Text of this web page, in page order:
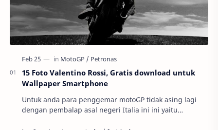
15 Foto Valentino Rossi, Gratis download untuk
Wallpaper Smartphone
Untuk anda para penggemar motoGP tidak asing lagi
dengan pembalap asal negeri Italia ini ini yaitu